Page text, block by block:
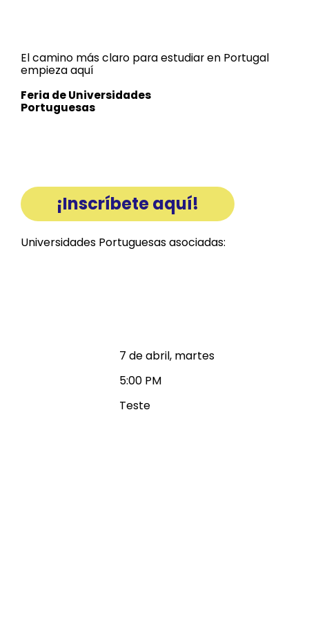
7 de abril, martes
5:00 PM
Teste
El camino más claro para estudiar en Portugal
empieza aquí
Feria de Universidades
Portuguesas
¡Inscríbete aquí!
Universidades Portuguesas asociadas: